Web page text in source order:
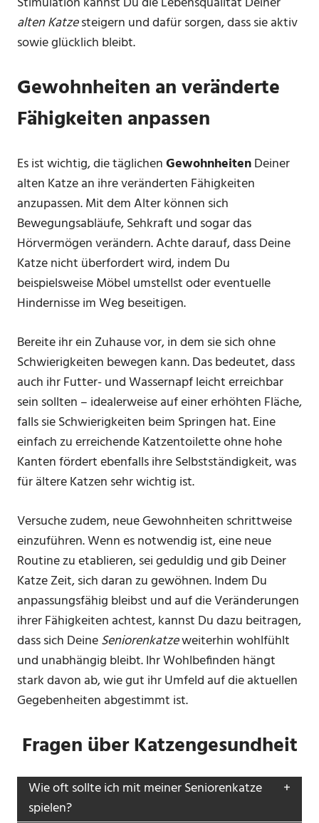
alten Katzesteigern und dafür sorgen, dass sie aktiv
sowie glücklich bleibt.
Gewohnheiten an veränderte
Fähigkeiten anpassen
Es ist wichtig, die täglichenGewohnheitenDeiner
alten Katze an ihre veränderten Fähigkeiten
anzupassen. Mit dem Alter können sich
Bewegungsabläufe, Sehkraft und sogar das
Hörvermögen verändern. Achte darauf, dass Deine
Katze nicht überfordert wird, indem Du
beispielsweise Möbel umstellst oder eventuelle
Hindernisse im Weg beseitigen.
Bereite ihr ein Zuhause vor, in dem sie sich ohne
Schwierigkeiten bewegen kann. Das bedeutet, dass
auch ihr Futter- und Wassernapf leicht erreichbar
sein sollten – idealerweise auf einer erhöhten Fläche,
falls sie Schwierigkeiten beim Springen hat. Eine
einfach zu erreichende Katzentoilette ohne hohe
Kanten fördert ebenfalls ihre Selbstständigkeit, was
für ältere Katzen sehr wichtig ist.
Versuche zudem, neue Gewohnheiten schrittweise
einzuführen. Wenn es notwendig ist, eine neue
Routine zu etablieren, sei geduldig und gib Deiner
Katze Zeit, sich daran zu gewöhnen. Indem Du
anpassungsfähig bleibst und auf die Veränderungen
ihrer Fähigkeiten achtest, kannst Du dazu beitragen,
dass sich DeineSeniorenkatzeweiterhin wohlfühlt
und unabhängig bleibt. Ihr Wohlbefinden hängt
stark davon ab, wie gut ihr Umfeld auf die aktuellen
Gegebenheiten abgestimmt ist.
Fragen über Katzengesundheit
Wie oft sollte ich mit meiner Seniorenkatze
spielen?